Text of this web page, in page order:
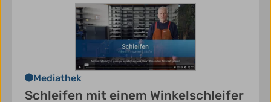
Mediathek
Schleifen mit einem Winkelschleifer